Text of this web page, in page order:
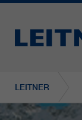
LEITNER